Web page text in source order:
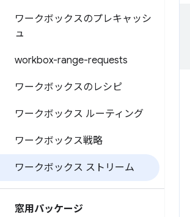
ワークボックスのプレキャッシ
ュ
workbox-range-requests
ワークボックスのレシピ
ワークボックス ルーティング
ワークボックス戦略
ワークボックス ストリーム
窓用パッケージ